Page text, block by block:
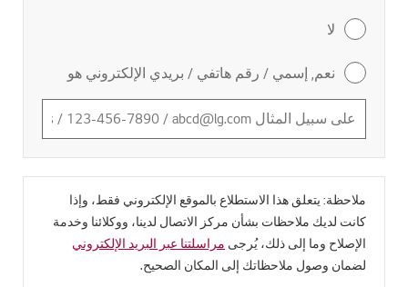
لا
نعم, إسمي / رقم هاتفي / بريدي الإلكتروني هو
ملاحظة: يتعلق هذا الاستطلاع بالموقع الإلكتروني فقط، وإذا
كانت لديك ملاحظات بشأن مركز الاتصال لدينا، ووكلائنا وخدمة
الإصلاح وما إلى ذلك، يُرجى مراسلتنا عبر البريد الإلكتروني
لضمان وصول ملاحظاتك إلى المكان الصحيح.